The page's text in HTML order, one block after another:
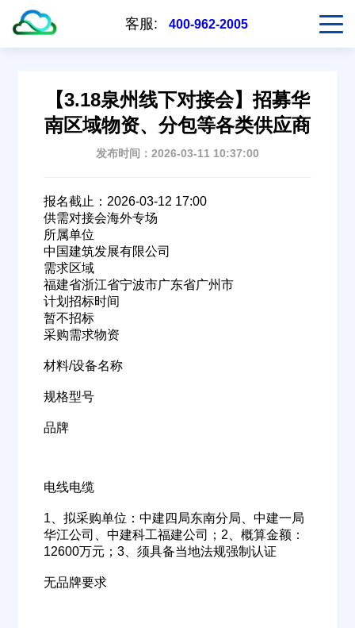
客服: 400-962-2005
【3.18泉州线下对接会】招募华
南区域物资、分包等各类供应商
发布时间：2026-03-11 10:37:00
报名截止：2026-03-12 17:00
供需对接会海外专场
所属单位
中国建筑发展有限公司
需求区域
福建省浙江省宁波市广东省广州市
计划招标时间
暂不招标
采购需求物资
材料/设备名称
规格型号
品牌
电线电缆
1、拟采购单位：中建四局东南分局、中建一局
华江公司、中建科工福建公司；2、概算金额：
12600万元；3、须具备当地法规强制认证
无品牌要求